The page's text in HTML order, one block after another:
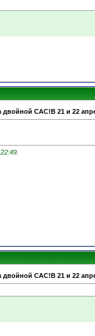
двойной САС!В 21 и 22
22:49
двойной САС!В 21 и 22